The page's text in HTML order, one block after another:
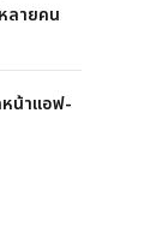
ลายคน
น้าแอฟ-